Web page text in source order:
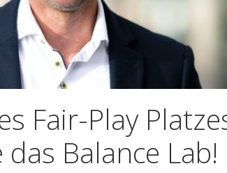
Fair-Play
Balance Lab!